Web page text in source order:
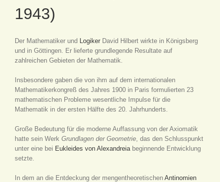
1943)
Der Mathematiker und Logiker David Hilbert wirkte in Königsberg
und in Göttingen. Er lieferte grundlegende Resultate auf
zahlreichen Gebieten der Mathematik.
Insbesondere gaben die von ihm auf dem internationalen
Mathematikerkongreß des Jahres 1900 in Paris formulierten 23
mathematischen Probleme wesentliche Impulse für die
Mathematik in der ersten Hälfte des 20. Jahrhunderts.
Große Bedeutung für die moderne Auffassung von der Axiomatik
hatte sein Werk Grundlagen der Geometrie , das den Schlusspunkt
unter eine bei Eukleides von Alexandreia beginnende Entwicklung
setzte.
In dem an die Entdeckung der mengentheoretischen Antinomien